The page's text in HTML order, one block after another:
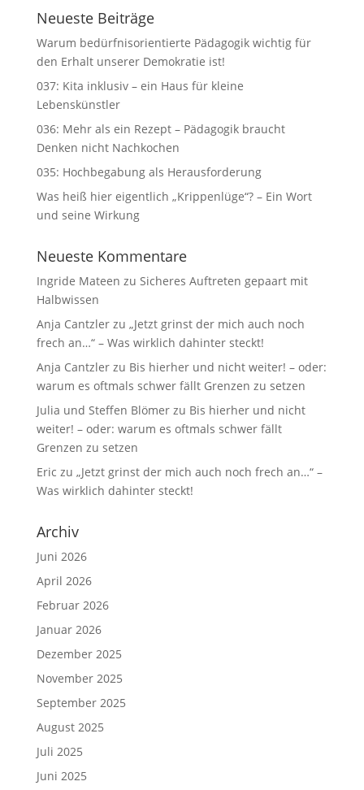
Neueste Beiträge
Warum bedürfnisorientierte Pädagogik wichtig für
den Erhalt unserer Demokratie ist!
037: Kita inklusiv – ein Haus für kleine
Lebenskünstler
036: Mehr als ein Rezept – Pädagogik braucht
Denken nicht Nachkochen
035: Hochbegabung als Herausforderung
Was heiß hier eigentlich „Krippenlüge“? – Ein Wort
und seine Wirkung
Neueste Kommentare
Ingride Mateen zu Sicheres Auftreten gepaart mit
Halbwissen
Anja Cantzlerzu „Jetzt grinst der mich auch noch
frech an…“ – Was wirklich dahinter steckt!
Anja Cantzlerzu Bis hierher und nicht weiter! – oder:
warum es oftmals schwer fällt Grenzen zu setzen
Julia und Steffen Blömerzu Bis hierher und nicht
weiter! – oder: warum es oftmals schwer fällt
Grenzen zu setzen
Eric zu „Jetzt grinst der mich auch noch frech an…“ –
Was wirklich dahinter steckt!
Archiv
Juni 2026
April 2026
Februar 2026
Januar 2026
Dezember 2025
November 2025
September 2025
August 2025
Juli 2025
Juni 2025